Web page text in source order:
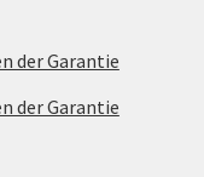
der Garantie
der Garantie